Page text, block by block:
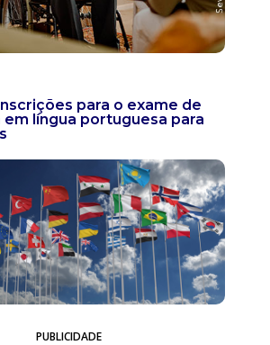
para o exame de
língua portuguesa para
PUBLICIDADE